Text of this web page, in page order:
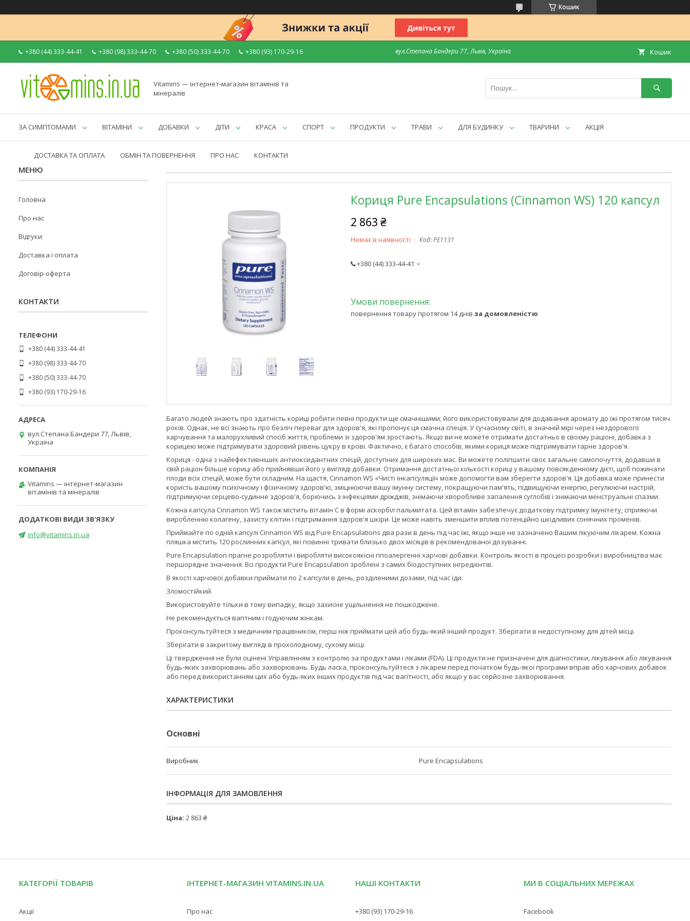
Кошик
+380 (44) 333-44-41 +380 (98) 333-44-70 +380 (50) 333-44-70 +380 (93) 170-29-16 вул.Степана Бандери 77, Львів, Україна Кошик
Vitamins — інтернет-магазин вітамінів та
мінералів
ЗА СИМПТОМАМИ ВІТАМІНИ ДОБАВКИ ДІТИ КРАСА СПОРТ ПРОДУКТИ ТРАВИ ДЛЯ БУДИНКУ ТВАРИНИ АКЦІЯ
ДОСТАВКА ТА ОПЛАТА ОБМІН ТА ПОВЕРНЕННЯ ПРО НАС КОНТАКТИ
Кориця Pure Encapsulations (Cinnamon WS) 120 капсул
2 863 ₴
Немає в наявності Код:PE1131
+380 (44) 333-44-41
повернення товару протягом 14 днів за домовленістю
Багато людей знають про здатність кориці робити певні продукти ще смачнішими; його використовували для додавання аромату до їжі протягом тисяч
років. Однак, не всі знають про безліч переваг для здоров'я, які пропонує ця смачна спеція. У сучасному світі, в значній мірі через нездорового
харчування та малорухливий спосіб життя, проблеми зі здоров'ям зростають. Якщо ви не можете отримати достатньо в своєму раціоні, добавка з
корицею може підтримувати здоровий рівень цукру в крові. Фактично, є багато способів, якими кориця може підтримувати гарне здоров'я.
Кориця - одна з найефективніших антиоксидантних спецій, доступних для широких мас. Ви можете поліпшити своє загальне самопочуття, додавши в
свій раціон більше кориці або прийнявши його у вигляді добавки. Отримання достатньої кількості кориці у вашому повсякденному дієті, щоб пожинати
плоди всіх спецій, може бути складним. На щастя, Cinnamon WS «Чисті інкапсуляції» може допомогти вам зберегти здоров'я. Ця добавка може принести
користь вашому психічному і фізичному здоров'ю, зміцнюючи вашу імунну систему, покращуючи пам'ять, підвищуючи енергію, регулюючи настрій,
підтримуючи серцево-судинне здоров'я, борючись з інфекціями дріжджів, знімаючи хворобливе запалення суглобів і знімаючи менструальні спазми.
Кожна капсула Cinnamon WS також містить вітамін С в формі аскорбіл пальмитата. Цей вітамін забезпечує додаткову підтримку імунітету, сприяючи
виробленню колагену, захисту клітин і підтримання здоров'я шкіри. Це може навіть зменшити вплив потенційно шкідливих сонячних променів.
Приймайте по одній капсулі Cinnamon WS від Pure Encapsulations два рази в день під час їжі, якщо інше не зазначено Вашим лікуючим лікарем. Кожна
пляшка містить 120 рослинних капсул, які повинні тривати близько двох місяців в рекомендованої дозуванні.
Pure Encapsulation прагне розробляти і виробляти високоякісні гіпоалергенні харчові добавки. Контроль якості в процесі розробки і виробництва має
першорядне значення. Всі продукти Pure Encapsulation зроблені з самих біодоступних інгредієнтів.
В якості харчової добавки приймати по 2 капсули в день, розділеними дозами, під час їди.
Зломостійкий.
Використовуйте тільки в тому випадку, якщо захисне ущільнення не пошкоджене.
Не рекомендується вагітним і годуючим жінкам.
Проконсультуйтеся з медичним працівником, перш ніж приймати цей або будь-який інший продукт. Зберігати в недоступному для дітей місці.
Зберігати в закритому вигляді в прохолодному, сухому місці.
Ці твердження не були оцінені Управлінням з контролю за продуктами і ліками (FDA). Ці продукти не призначені для діагностики, лікування або лікування
будь-яких захворювань або захворювань. Будь ласка, проконсультуйтеся з лікарем перед початком будь-якої програми вправ або харчових добавок
або перед використанням цих або будь-яких інших продуктів під час вагітності, або якщо у вас серйозне захворювання.
ХАРАКТЕРИСТИКИ
Основні
Виробник Pure Encapsulations
ІНФОРМАЦІЯ ДЛЯ ЗАМОВЛЕННЯ
Ціна: 2 863 ₴
Головна
Про нас
Відгуки
Доставка і оплата
Договір-оферта
КОНТАКТИ
+380 (44) 333-44-41
+380 (98) 333-44-70
+380 (50) 333-44-70
+380 (93) 170-29-16
вул.Степана Бандери 77, Львів,
Україна
Vitamins — інтернет-магазин
вітамінів та мінералів
info@vitamins.in.ua
КАТЕГОРІЇ ТОВАРІВ
Акції
ІНТЕРНЕТ-МАГАЗИН VITAMINS.IN.UA
Про нас
НАШІ КОНТАКТИ
+380 (93) 170-29-16
МИ В СОЦІАЛЬНИХ МЕРЕЖАХ
Facebook